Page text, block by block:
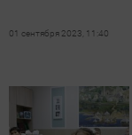
01 сентября 2023, 11:40